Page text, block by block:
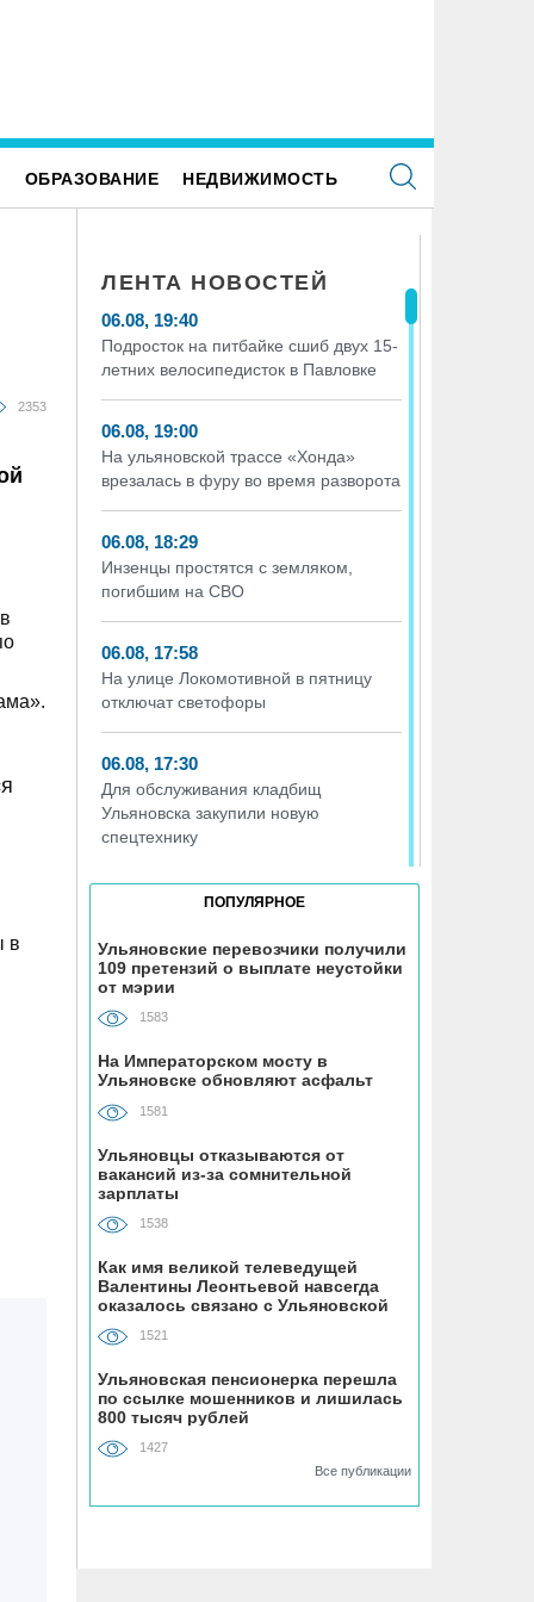
ОБРАЗОВАНИЕ НЕДВИЖИМОСТЬ
2353
в
ЛЕНТА НОВОСТЕЙ
06.08, 19:40
Подросток на питбайке сшиб двух 15-
летних велосипедисток в Павловке
06.08, 19:00
На ульяновской трассе «Хонда»
врезалась в фуру во время разворота
06.08, 18:29
Инзенцы простятся с земляком,
погибшим на СВО
06.08, 17:58
На улице Локомотивной в пятницу
отключат светофоры
06.08, 17:30
Для обслуживания кладбищ
Ульяновска закупили новую
спецтехнику
смена категорий кешбэка создает
волны спроса
06.08, 17:00
В ульяновской школе №7
устанавливают «умные» тренажёры с
QR-кодами
06.08, 16:22
В Ульяновске на месяц перекрыли
участок улицы Ефремова
06.08, 15:59
На здании травмпункта в Ульяновске
появилась мемориальная доска в
честь Рылеева
06.08, 15:29
Прокурор Теребунов нашёл
нарушения в ульяновской колонии
ПОПУЛЯРНОЕ
Ульяновские перевозчики получили
109 претензий о выплате неустойки
от мэрии
1583
На Императорском мосту в
Ульяновске обновляют асфальт
1581
Ульяновцы отказываются от
вакансий из-за сомнительной
зарплаты
1538
Как имя великой телеведущей
Валентины Леонтьевой навсегда
оказалось связано с Ульяновской
областью
1521
Ульяновская пенсионерка перешла
по ссылке мошенников и лишилась
800 тысяч рублей
1427
Все публикации